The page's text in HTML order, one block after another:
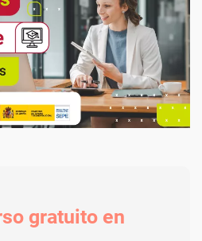
gratuito en